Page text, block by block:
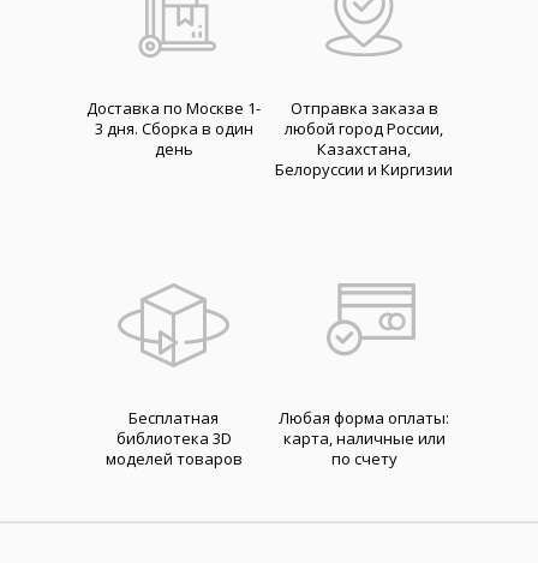
Доставка по Москве 1-
3 дня. Cборка в один
день
Отправка заказа в
любой город России,
Казахстана,
Белоруссии и Киргизии
Бесплатная
библиотека 3D
моделей товаров
Любая форма оплаты:
карта, наличные или
по счету